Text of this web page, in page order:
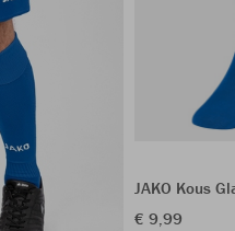
JAKO Kous
€ 9,99